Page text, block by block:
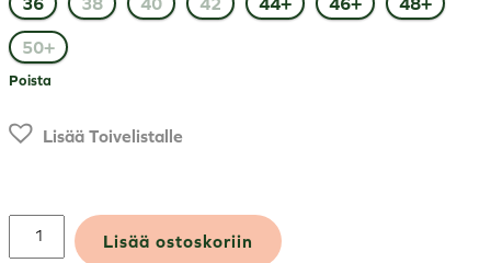
50+
Poista
Lisää Toivelistalle
Lisää ostoskoriin